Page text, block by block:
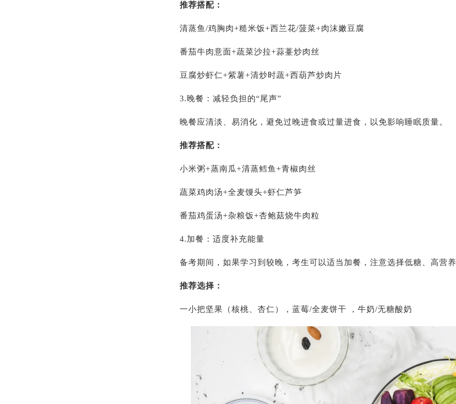
推荐搭配：
清蒸鱼/鸡胸肉+糙米饭+西兰花/菠菜+肉沫嫩豆腐
番茄牛肉意面+蔬菜沙拉+蒜薹炒肉丝
豆腐炒虾仁+紫薯+清炒时蔬+西葫芦炒肉片
3.晚餐：减轻负担的“尾声”
晚餐应清淡、易消化，避免过晚进食或过量进食，以免影响睡眠质量。
推荐搭配：
小米粥+蒸南瓜+清蒸鳕鱼+青椒肉丝
蔬菜鸡肉汤+全麦馒头+虾仁芦笋
番茄鸡蛋汤+杂粮饭+杏鲍菇烧牛肉粒
4.加餐：适度补充能量
备考期间，如果学习到较晚，考生可以适当加餐，注意选择低糖、高营养
推荐选择：
一小把坚果（核桃、杏仁），蓝莓/全麦饼干 ，牛奶/无糖酸奶